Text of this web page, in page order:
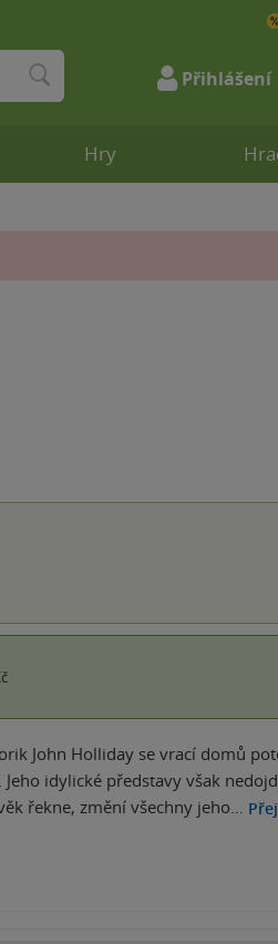
John Holliday se vrací domů
idylické představy však
řekne, změní všechny jeho…
Hry
Přihlášení